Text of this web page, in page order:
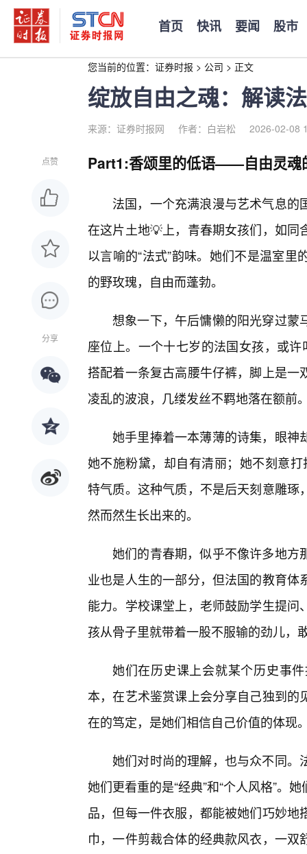
首页 快讯 要闻 股市
您当前的位置： 证券时报 > 公司 > 正文
绽放自由之魂：解读
来源：证券时报网 作者：白岩松 2026-02-08
点赞
分享
Part1:香颂里的低语——自由灵魂
法国，一个充满浪漫与艺术气息
在这片土地💡上，青春期女孩们，如
以言喻的“法式”韵味。她们不是温室
的野玫瑰，自由而蓬勃。
想象一下，午后慵懒的阳光穿过蒙
座位上。一个十七岁的法国女孩，或
搭配着一条复古高腰牛仔裤，脚上是
凌乱的波浪，几缕发丝不羁地落在额前
她手里捧着一本薄薄的诗集，眼神
她不施粉黛，却自有清丽；她不刻意
特气质。这种气质，不是后天刻意雕
然而然生长出来的。
她们的青春期，似乎不像许多地方
业也是人生的一部分，但法国的教育
能力。学校课堂上，老师鼓励学生提
孩从骨子里就带着一股不服输的劲儿，
她们在历史课上会就某个历史事
本，在艺术鉴赏课上会分享自己独到
在的笃定，是她们相信自己价值的体现
她们对时尚的理解，也与众不同。
她们更看重的是“经典”和“个人风格”。
品，但每一件衣服，都能被她们巧妙
巾，一件剪裁合体的经典款风衣，一